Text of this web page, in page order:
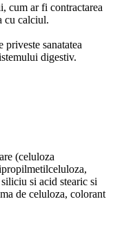
cum ar fi contractarea
cu calciul.
priveste sanatatea
digestiv.
(celuloza
si acid stearic si
de celuloza, cοlorant